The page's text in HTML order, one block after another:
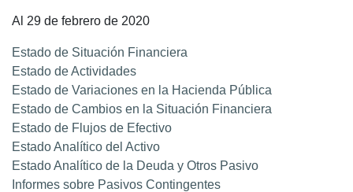
Al 29 de febrero de 2020
Estado de Situación Financiera
Estado de Actividades
Estado de Variaciones en la Hacienda Pública
Estado de Cambios en la Situación Financiera
Estado de Flujos de Efectivo
Estado Analítico del Activo
Estado Analítico de la Deuda y Otros Pasivo
Informes sobre Pasivos Contingentes